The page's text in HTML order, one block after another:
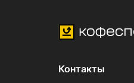
Контакты